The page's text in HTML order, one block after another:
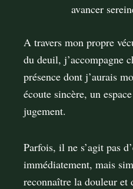
avancer
A travers mon propre
du deuil, j’accompagne
présence dont j’aurais
écoute sincère, un
jugement.
Parfois, il ne s’agit pas
immédiatement, mais
reconnaître la douleur et